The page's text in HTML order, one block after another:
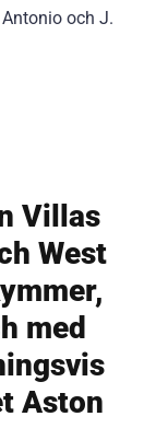
och J.
Villas
West
med
Aston